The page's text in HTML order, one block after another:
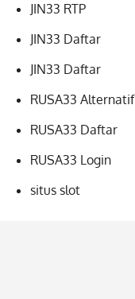
JIN33 RTP
JIN33 Daftar
JIN33 Daftar
RUSA33 Alternatif
RUSA33 Daftar
RUSA33 Login
situs slot